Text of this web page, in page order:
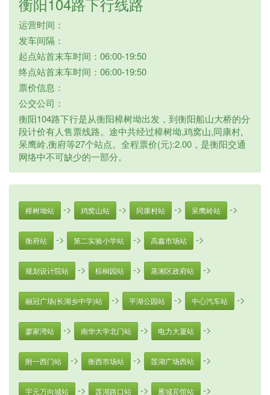
运营时间：
发车间隔：
起点站首末车时间：06:00-19:50
终点站首末车时间：06:00-19:50
票价信息：
公交公司：
衡阳104路下行是从衡阳樟树坳出发，到衡阳船山大桥的分
段计价有人售票线路。途中共经过樟树坳,鸡窝山,同康村,
呆鹰岭,衡府等27个站点。全程票价(元):2.00，是衡阳交通
网络中不可缺少的一部分。
樟树坳站 -> 鸡窝山站 -> 同康村站 -> 呆鹰岭站 ->
衡府站 -> 第二实验小学站 -> 高鑫市场站 ->
规划设计院站 -> 棕榈园站 -> 蒸湘区政府站 ->
融冠广场(长湖乡中学)站 -> 平湖公园站 -> 中心汽车站 ->
廖家湾站 -> 南华大学北门站 -> 电力大厦站 ->
附一西门站 -> 衡西市场站 -> 莲湖广场西站 ->
宇元万向城站 -> 莲湖路口站 -> 雁城宾馆站 ->